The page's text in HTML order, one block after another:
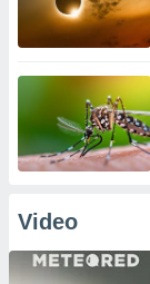
Video